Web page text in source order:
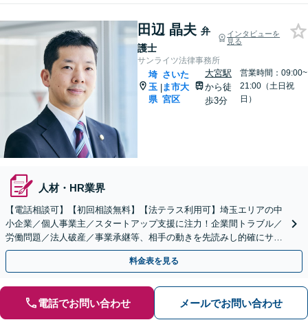
田辺 晶夫 弁
護士
インタビューを
見る
サンライツ法律事務所
埼
玉
県
|
さいた
ま市大
宮区
大宮駅
から徒
歩3分
営業時間：09:00~
21:00（土日祝
日）
人材・HR業界
【電話相談可】【初回相談無料】【法テラス利用可】埼玉エリアの中
小企業／個人事業主／スタートアップ支援に注力！企業間トラブル／
労働問題／法人破産／事業承継等、相手の動きを先読みし的確にサポ
ート。顧問契約料は柔軟に調整【完全個室】【大宮駅3分】
料金表を見る
電話でお問い合わせ メールでお問い合わせ